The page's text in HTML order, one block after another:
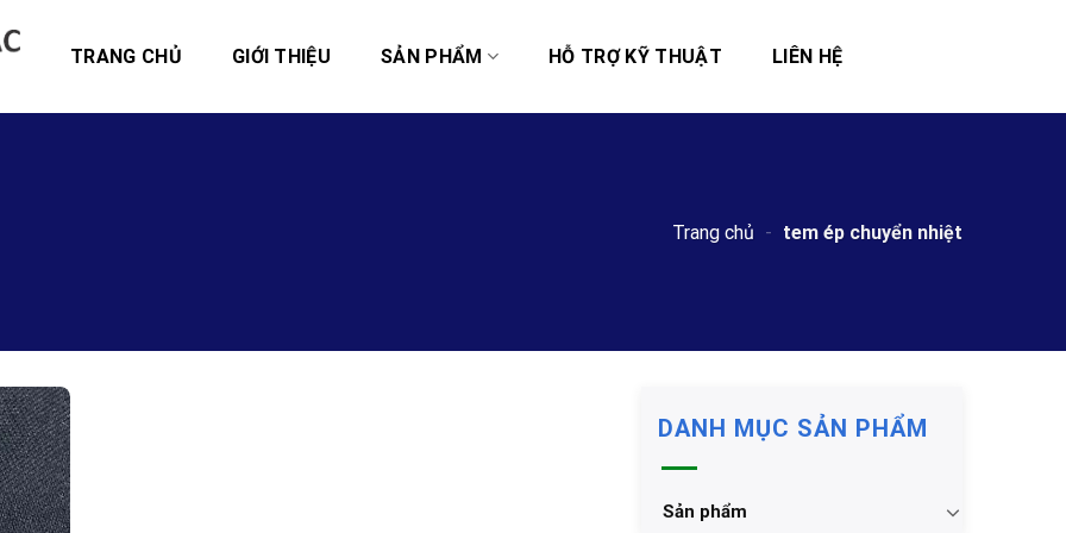
TRANG CHỦ GIỚI THIỆU SẢN PHẨM HỖ TRỢ KỸ THUẬT LIÊN HỆ
Trang chủ - tem ép chuyển nhiệt
DANH MỤC SẢN PHẨM
Sản phẩm